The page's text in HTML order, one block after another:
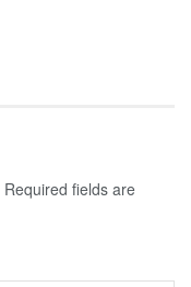
Required fields are